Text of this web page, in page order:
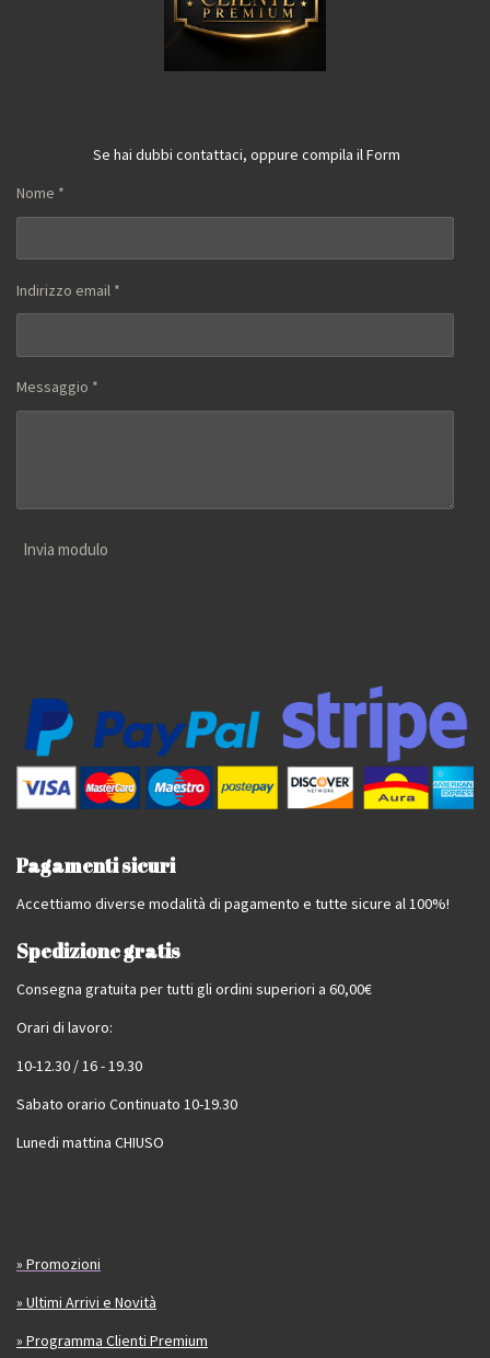
Se hai dubbi contattaci, oppure compila il Form
Nome *
Indirizzo email *
Messaggio *
Invia modulo
Pagamenti sicuri
Accettiamo diverse modalità di pagamento e tutte sicure al 100%!
Spedizione gratis
Consegna gratuita per tutti gli ordini superiori a 60,00€
Orari di lavoro:
10-12.30 / 16 - 19.30
Sabato orario Continuato 10-19.30
Lunedi mattina CHIUSO
» Promozioni
» Ultimi Arrivi e Novità
» Programma Clienti Premium